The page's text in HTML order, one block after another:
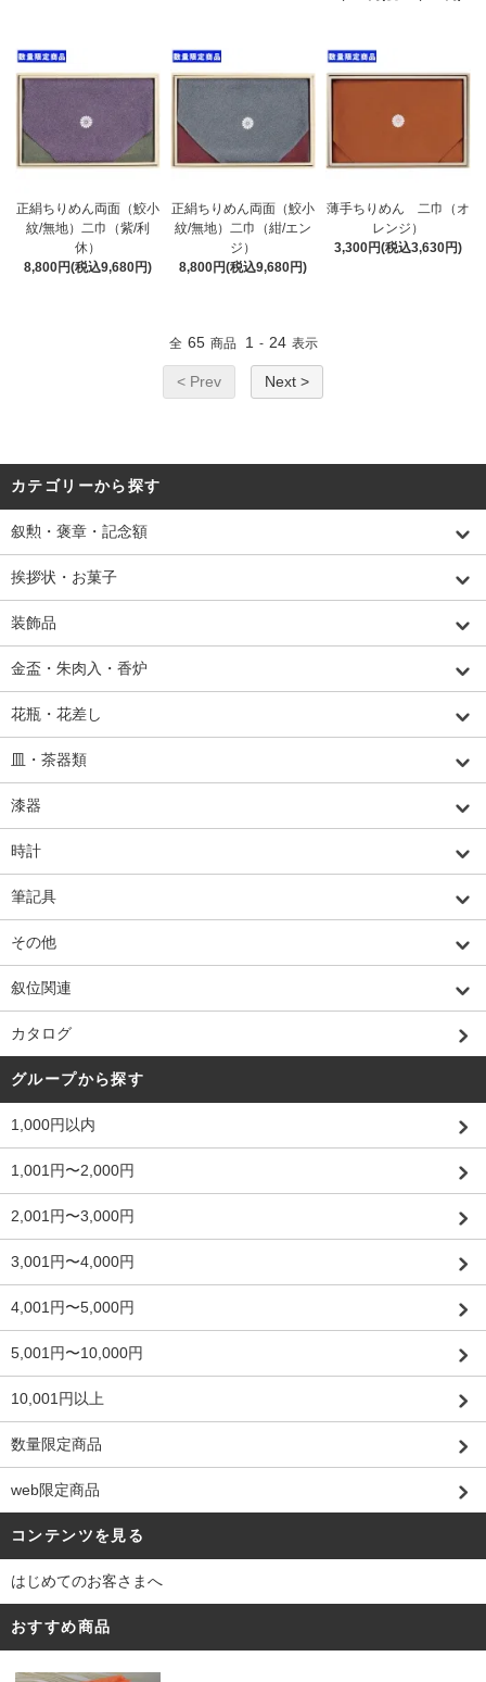
正絹ちりめん両面（鮫小
紋/無地）二巾（紫/利
休）
8,800円(税込9,680円)
正絹ちりめん両面（鮫小
紋/無地）二巾（紺/エン
ジ）
8,800円(税込9,680円)
薄手ちりめん 二巾（オ
レンジ）
3,300円(税込3,630円)
全 65 商品 1 - 24 表示
< Prev Next >
カテゴリーから探す
叙勲・褒章・記念額
挨拶状・お菓子
装飾品
金盃・朱肉入・香炉
花瓶・花差し
皿・茶器類
漆器
時計
筆記具
その他
叙位関連
カタログ
グループから探す
1,000円以内
1,001円〜2,000円
2,001円〜3,000円
3,001円〜4,000円
4,001円〜5,000円
5,001円〜10,000円
10,001円以上
数量限定商品
web限定商品
コンテンツを見る
はじめてのお客さまへ
おすすめ商品